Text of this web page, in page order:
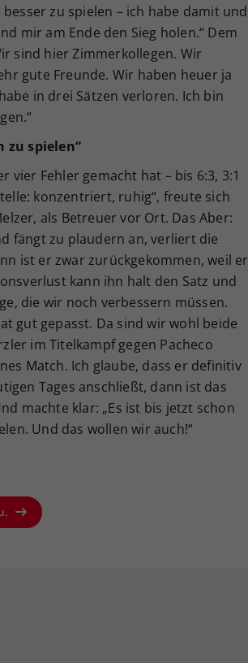
zu spielen – ich habe damit und
mir am Ende den Sieg holen.“ Dem
sind hier Zimmerkollegen. Wir
gute Freunde. Wir haben heuer ja
in drei Sätzen verloren. Ich bin
zu spielen“
vier Fehler gemacht hat – bis 6:3, 3:1
konzentriert, ruhig“, freute sich
als Betreuer vor Ort. Das Aber:
fängt zu plaudern an, verliert die
ist er zwar zurückgekommen, weil er
kann ihn halt den Satz und
die wir noch verbessern müssen.
gut gepasst. Da sind wir wohl beide
im Titelkampf gegen Pacheco
Match. Ich glaube, dass er definitiv
Tages anschließt, dann ist das
machte klar: „Es ist bis jetzt schon
Und das wollen wir auch!“